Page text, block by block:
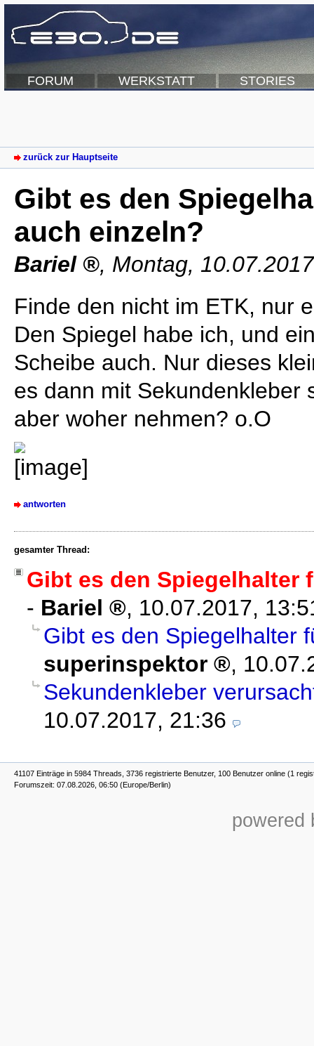
FORUM WERKSTATT STORIES
zurück zur Hauptseite
Gibt es den
auch einzeln?
Bariel , Montag,
Finde den nicht im ETK, nur
Den Spiegel habe ich, und
Scheibe auch. Nur dieses
es dann mit Sekundenkleber
aber woher nehmen? o.O
antworten
gesamter Thread:
Gibt es den Spiegelhalter
- Bariel , 10.07.2017,
Gibt es den Spiegelhalter
superinspektor
,
Sekundenkleber
10.07.2017, 21:36
41107 Einträge in 5984 Threads, 3736 registrierte Benutzer, 100 Benutzer online (1
Forumszeit: 07.08.2026, 06:50 (Europe/Berlin)
powered